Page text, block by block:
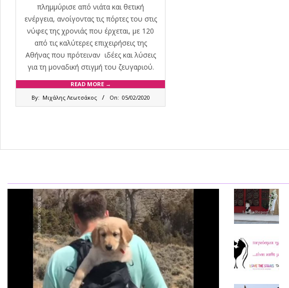
πλημμύρισε από νιάτα και θετική
ενέργεια, ανοίγοντας τις πόρτες του στις
νύφες της χρονιάς που έρχεται, με 120
από τις καλύτερες επιχειρήσεις της
Αθήνας που πρότειναν ιδέες και λύσεις
για τη μοναδική στιγμή του ζευγαριού.
READ MORE →
By: Μιχάλης Λεωτσάκος On: 05/02/2020